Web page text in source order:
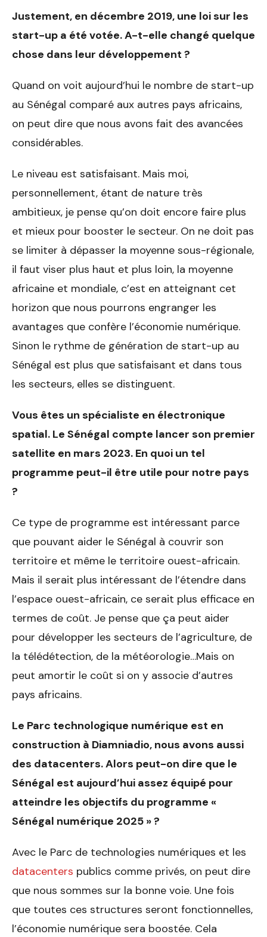
Justement, en décembre 2019, une loi sur les
start-up a été votée. A-t-elle changé quelque
chose dans leur développement ?
Quand on voit aujourd’hui le nombre de start-up
au Sénégal comparé aux autres pays africains,
on peut dire que nous avons fait des avancées
considérables.
Le niveau est satisfaisant. Mais moi,
personnellement, étant de nature très
ambitieux, je pense qu’on doit encore faire plus
et mieux pour booster le secteur. On ne doit pas
se limiter à dépasser la moyenne sous-régionale,
il faut viser plus haut et plus loin, la moyenne
africaine et mondiale, c’est en atteignant cet
horizon que nous pourrons engranger les
avantages que confère l’économie numérique.
Sinon le rythme de génération de start-up au
Sénégal est plus que satisfaisant et dans tous
les secteurs, elles se distinguent.
Vous êtes un spécialiste en électronique
spatial. Le Sénégal compte lancer son premier
satellite en mars 2023. En quoi un tel
programme peut-il être utile pour notre pays
?
Ce type de programme est intéressant parce
que pouvant aider le Sénégal à couvrir son
territoire et même le territoire ouest-africain.
Mais il serait plus intéressant de l’étendre dans
l’espace ouest-africain, ce serait plus efficace en
termes de coût. Je pense que ça peut aider
pour développer les secteurs de l’agriculture, de
la télédétection, de la météorologie…Mais on
peut amortir le coût si on y associe d’autres
pays africains.
Le Parc technologique numérique est en
construction à Diamniadio, nous avons aussi
des datacenters. Alors peut-on dire que le
Sénégal est aujourd’hui assez équipé pour
atteindre les objectifs du programme «
Sénégal numérique 2025 » ?
Avec le Parc de technologies numériques et les
datacenters publics comme privés, on peut dire
que nous sommes sur la bonne voie. Une fois
que toutes ces structures seront fonctionnelles,
l’économie numérique sera boostée. Cela